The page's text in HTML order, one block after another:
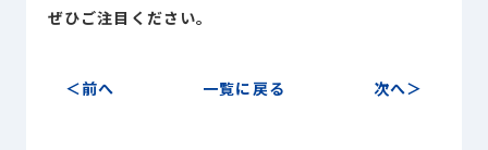
mail お問い合わせ
ぜひご注目ください。
前へ 一覧に戻る 次へ